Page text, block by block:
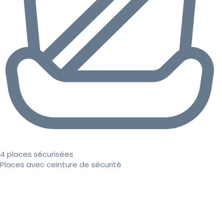
4 places sécurisées
Places avec ceinture de sécurité